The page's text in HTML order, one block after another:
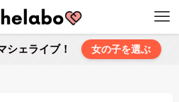
シェライブ！ 女の子を選ぶ